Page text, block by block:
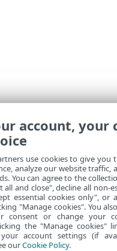
account, your
use cookies to give you
analyze our website traffic,
You can agree to the
all and close", decline all non-
essential cookies only", or
"Manage cookies". You
consent or change your
the "Manage cookies"
account settings (if
ourCookie Policy.